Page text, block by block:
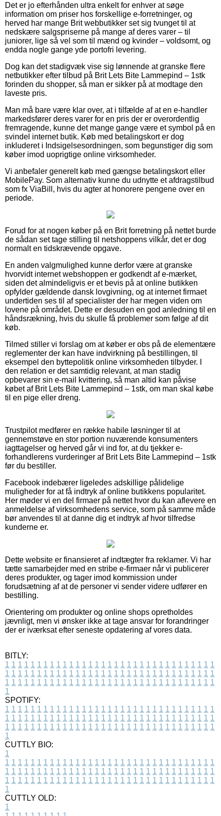
Det er jo efterhånden ultra enkelt for enhver at søge
information om priser hos forskellige e-forretninger, og
herved har mange Brit webbutikker set sig tvunget til at
nedskære salgspriserne på mange af deres varer – til
juniorer, lige så vel som til mænd og kvinder – voldsomt, og
endda nogle gange yde portofri levering.
Dog kan det stadigvæk vise sig lønnende at granske flere
netbutikker efter tilbud på Brit Lets Bite Lammepind – 1stk
forinden du shopper, så man er sikker på at modtage den
laveste pris.
Man må bare være klar over, at i tilfælde af at en e-handler
markedsfører deres varer for en pris der er overordentlig
fremragende, kunne det mange gange være et symbol på en
svindel internet butik. Køb med betalingskort er dog
inkluderet i Indsigelsesordningen, som begunstiger dig som
køber imod uoprigtige online virksomheder.
Vi anbefaler generelt køb med gængse betalingskort eller
MobilePay. Som alternativ kunne du udnytte et afdragstilbud
som fx ViaBill, hvis du agter at honorere pengene over en
periode.
Forud for at nogen køber på en Brit forretning på nettet burde
de sådan set tage stilling til netshoppens vilkår, det er dog
normalt en tidskrævende opgave.
En anden valgmulighed kunne derfor være at granske
hvorvidt internet webshoppen er godkendt af e-mærket,
siden det almindeligvis er et bevis på at online butikken
opfylder gældende dansk lovgivning, og at internet firmaet
undertiden ses til af specialister der har megen viden om
lovene på området. Dette er desuden en god anledning til en
håndsrækning, hvis du skulle få problemer som følge af dit
køb.
Tilmed stiller vi forslag om at køber er obs på de elementære
reglementer der kan have indvirkning på bestillingen, til
eksempel den byttepolitik online virksomheden tilbyder. I
den relation er det samtidig relevant, at man stadig
opbevarer sin e-mail kvittering, så man altid kan påvise
købet af Brit Lets Bite Lammepind – 1stk, om man skal købe
til en pige eller dreng.
Trustpilot medfører en række habile løsninger til at
gennemstøve en stor portion nuværende konsumenters
iagttagelser og herved går vi ind for, at du tjekker e-
forhandlerens vurderinger af Brit Lets Bite Lammepind – 1stk
før du bestiller.
Facebook indebærer ligeledes adskillige pålidelige
muligheder for at få indtryk af online butikkens popularitet.
Her møder vi en del firmaer på nettet hvor du kan aflevere en
anmeldelse af virksomhedens service, som på samme måde
bør anvendes til at danne dig et indtryk af hvor tilfredse
kunderne er.
Dette website er finansieret af indtægter fra reklamer. Vi har
tætte samarbejder med en stribe e-firmaer når vi publicerer
deres produkter, og tager imod kommission under
forudsætning af at de personer vi sender videre udfører en
bestilling.
Orientering om produkter og online shops opretholdes
jævnligt, men vi ønsker ikke at tage ansvar for forandringer
der er iværksat efter seneste opdatering af vores data.
BITLY:
1 1 1 1 1 1 1 1 1 1 1 1 1 1 1 1 1 1 1 1 1 1 1 1 1 1 1 1 1 1 1 1 1
1 1 1 1 1 1 1 1 1 1 1 1 1 1 1 1 1 1 1 1 1 1 1 1 1 1 1 1 1 1 1 1 1
1 1 1 1 1 1 1 1 1 1 1 1 1 1 1 1 1 1 1 1 1 1 1 1 1 1 1 1 1 1 1 1 1
1
SPOTIFY:
1 1 1 1 1 1 1 1 1 1 1 1 1 1 1 1 1 1 1 1 1 1 1 1 1 1 1 1 1 1 1 1 1
1 1 1 1 1 1 1 1 1 1 1 1 1 1 1 1 1 1 1 1 1 1 1 1 1 1 1 1 1 1 1 1 1
1 1 1 1 1 1 1 1 1 1 1 1 1 1 1 1 1 1 1 1 1 1 1 1 1 1 1 1 1 1 1 1 1
1
CUTTLY BIO:
1
1 1 1 1 1 1 1 1 1 1 1 1 1 1 1 1 1 1 1 1 1 1 1 1 1 1 1 1 1 1 1 1 1
1 1 1 1 1 1 1 1 1 1 1 1 1 1 1 1 1 1 1 1 1 1 1 1 1 1 1 1 1 1 1 1 1
1 1 1 1 1 1 1 1 1 1 1 1 1 1 1 1 1 1 1 1 1 1 1 1 1 1 1 1 1 1 1 1 1
1
CUTTLY OLD:
1